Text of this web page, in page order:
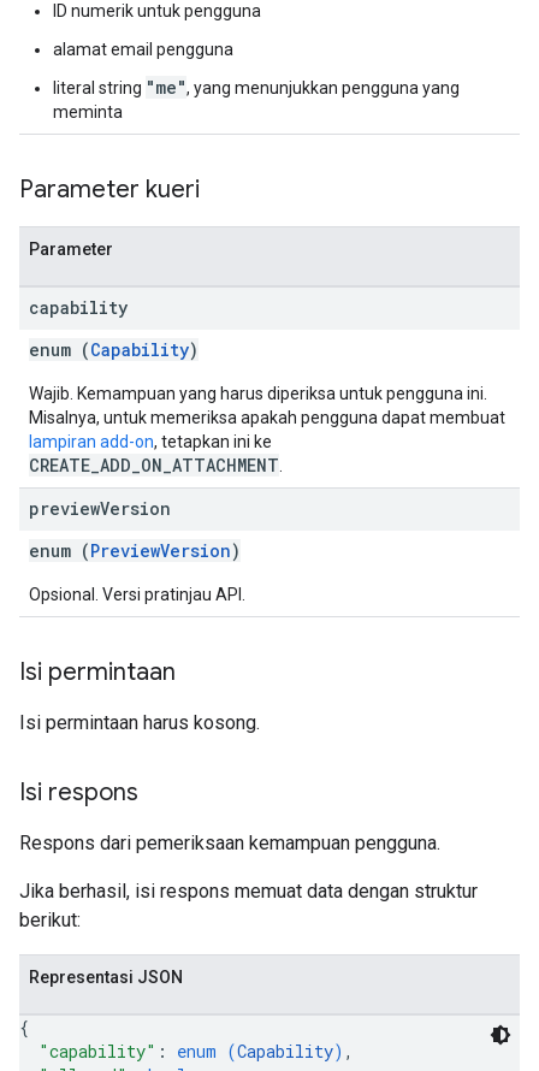
ID numerik untuk pengguna
alamat email pengguna
literal string "me", yang menunjukkan pengguna yang
meminta
Parameter kueri
Parameter
capability
enum (Capability)
Wajib. Kemampuan yang harus diperiksa untuk pengguna ini.
Misalnya, untuk memeriksa apakah pengguna dapat membuat
lampiran add-on, tetapkan ini ke
CREATE_ADD_ON_ATTACHMENT
previewVersion
enum (PreviewVersion)
Opsional. Versi pratinjau API.
Isi permintaan
Isi permintaan harus kosong.
Isi respons
Respons dari pemeriksaan kemampuan pengguna.
Jika berhasil, isi respons memuat data dengan struktur
berikut:
Representasi JSON
{
"capability" : enum (Capability) ,